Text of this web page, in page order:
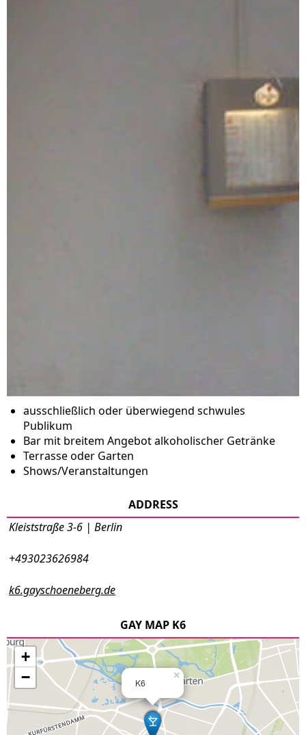
ausschließlich oder überwiegend schwules
Publikum
Bar mit breitem Angebot alkoholischer Getränke
Terrasse oder Garten
Shows/Veranstaltungen
ADDRESS
Kleiststraße 3-6 | Berlin
+493023626984
k6.gayschoeneberg.de
GAY MAP K6
K6
×
+
−